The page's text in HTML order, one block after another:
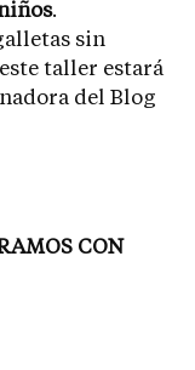
.
sin
taller estará
del Blog
CON